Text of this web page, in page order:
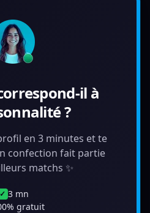
il à
?
en 3 minutes et te
confection fait partie
matchs ✨
✓ 3 mn
gratuit